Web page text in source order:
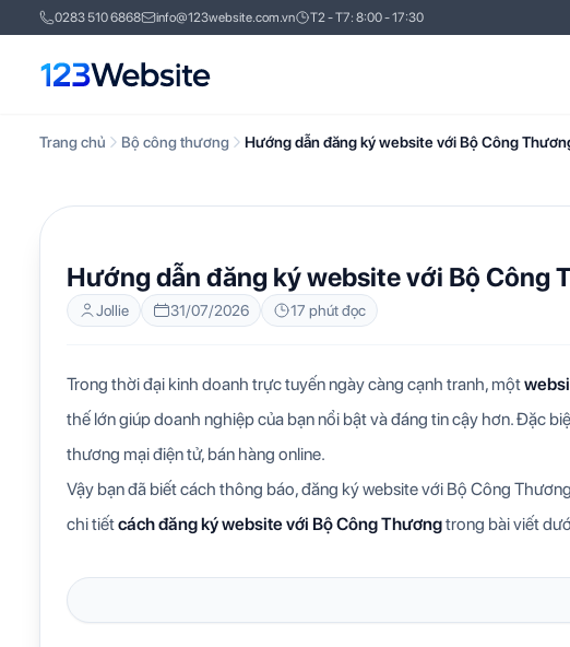
0283 510 6868 info@123website.com.vn T2 - T7: 8:00 - 17:30
Trang chủ Bộ công thương Hướng dẫn đăng ký website với Bộ Công
Hướng dẫn đăng ký website với Bộ Công
Jollie 31/07/2026 17 phút đọc
Trong thời đại kinh doanh trực tuyến ngày càng cạnh tranh, một
thế lớn giúp doanh nghiệp của bạn nổi bật và đáng tin cậy hơn. Đặc
thương mại điện tử, bán hàng online.
Vậy bạn đã biết cách thông báo, đăng ký website với Bộ Công
chi tiếtcách đăng ký website với Bộ Công Thươngtrong bài viết